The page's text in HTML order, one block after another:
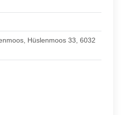
Hüslenmoos 33, 6032